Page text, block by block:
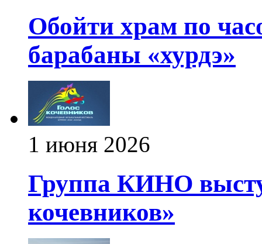
Обойти храм по
барабаны «хурдэ»
1 июня 2026
Группа КИНО
кочевников»